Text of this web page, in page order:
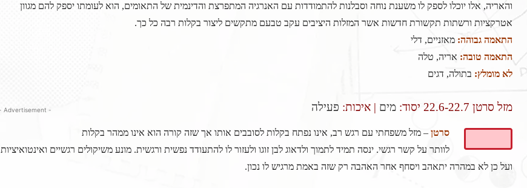
והאריה, אלו יוכלו לספק לו משענת נוחה וסבלנות להתמודדות עם האנרגיה המתפרצת והדינמית של התאומים, הוא לעומתו יספק להם מגוון
אטרקציות ורשתות תקשורת חדשות אשר המזלות היציבים עקב טבעם מתקשים ליצור בקלות רבה כל כך.
התאמה גבוהה: מאזניים, דלי
התאמה טובה: אריה, טלה
לא מומלץ: בתולה, דגים
- Advertisement - מזל סרטן 22.6-22.7 יסוד: מים | איכות: פעילה
סרטן – מזל משפחתי עם רגש רב, אינו נפתח בקלות לסובבים אותו אך שזה קורה הוא אינו ממהר בקלות
לוותר על קשר רגשי. ינסה תמיד לתמוך ולדאוג לבן זוגו ולעזור לו להתעודד נפשית ורגשית. מונע משיקולים רגשיים ואינטואיציות
ועל כן לא במהרה יתאהב ויסחף אחר האהבה רק שזה באמת מרגיש לו נכון.